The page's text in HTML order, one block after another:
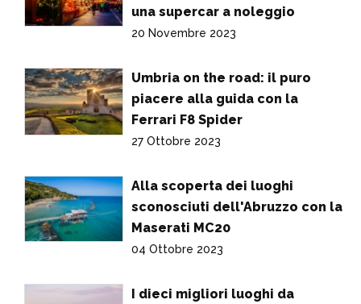
una supercar a noleggio
20 Novembre 2023
Umbria on the road: il puro
piacere alla guida con la
Ferrari F8 Spider
27 Ottobre 2023
Alla scoperta dei luoghi
sconosciuti dell'Abruzzo con la
Maserati MC20
04 Ottobre 2023
I dieci migliori luoghi da